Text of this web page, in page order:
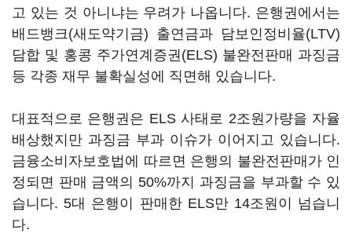
고 있는 것 아니냐는 우려가 나옵니다. 은행권에서는
배드뱅크(새도약기금) 출연금과 담보인정비율(LTV)
담합 및 홍콩 주가연계증권(ELS) 불완전판매 과징금
등 각종 재무 불확실성에 직면해 있습니다.
대표적으로 은행권은 ELS 사태로 2조원가량을 자율
배상했지만 과징금 부과 이슈가 이어지고 있습니다.
금융소비자보호법에 따르면 은행의 불완전판매가 인
정되면 판매 금액의 50%까지 과징금을 부과할 수 있
습니다. 5대 은행이 판매한 ELS만 14조원이 넘습니
다.